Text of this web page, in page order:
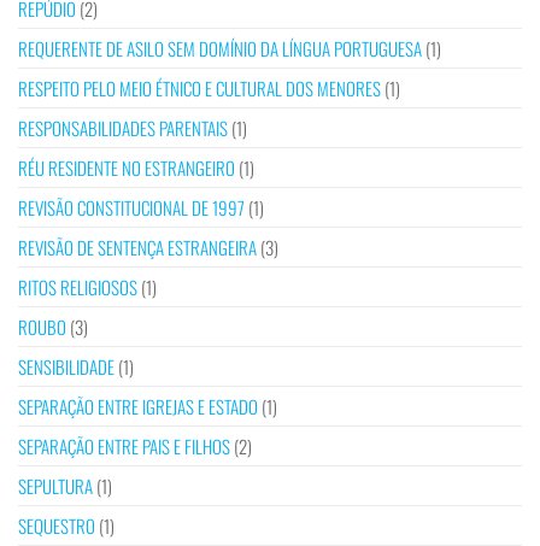
REPÚDIO (2)
REQUERENTE DE ASILO SEM DOMÍNIO DA LÍNGUA PORTUGUESA(1)
RESPEITO PELO MEIO ÉTNICO E CULTURAL DOS MENORES(1)
RESPONSABILIDADES PARENTAIS(1)
RÉU RESIDENTE NO ESTRANGEIRO (1)
REVISÃO CONSTITUCIONAL DE 1997 (1)
REVISÃO DE SENTENÇA ESTRANGEIRA(3)
RITOS RELIGIOSOS(1)
ROUBO (3)
SENSIBILIDADE(1)
SEPARAÇÃO ENTRE IGREJAS E ESTADO (1)
SEPARAÇÃO ENTRE PAIS E FILHOS(2)
SEPULTURA(1)
SEQUESTRO (1)